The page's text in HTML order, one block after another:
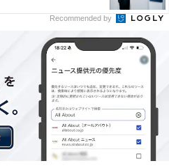
Recommended by